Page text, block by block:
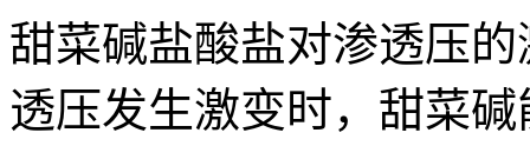
甜菜碱盐酸盐对渗透压
透压发生激变时，甜菜